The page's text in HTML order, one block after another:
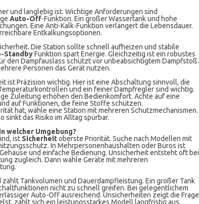
und langlebig ist. Wichtige Anforderungen sind
Auto-Off-Funktion. Ein großer Wassertank und hohe
Eine Anti-Kalk-Funktion verlängert die Lebensdauer.
Entkalkungsoptionen.
Die Station sollte schnell aufheizen und stabile
StandbyFunktion spart Energie. Gleichzeitig ist ein robustes
den Dampfauslass schützt vor unbeabsichtigtem Dampfstoß.
Personen das Gerät nutzen.
ist Präzision wichtig. Hier ist eine Abschaltung sinnvoll, die
und ein feiner Dampfregler sind wichtig.
Zuleitung erhöhen den Bedienkomfort. Achte auf eine
auf Funktionen, die feine Stoffe schützen.
hat, wähle eine Station mit mehreren Schutzmechanismen.
sinkt das Risiko im Alltag spürbar.
welcher Umgebung?
ist Sicherheitoberste Priorität. Suche nach Modellen mit
In Mehrpersonenhaushalten oder Büros ist
und einfache Bedienung. Unsicherheit entsteht oft bei
zugleich. Dann wähle Geräte mit mehreren
Tankvolumen und Dauerdampfleistung. Ein großer Tank
nicht zu schnell greifen. Bei gelegentlichem
Auto-Off ausreichend. Unsicherheiten zeigt die Frage
zahlt sich ein leistungsstarkes Modell langfristig aus.